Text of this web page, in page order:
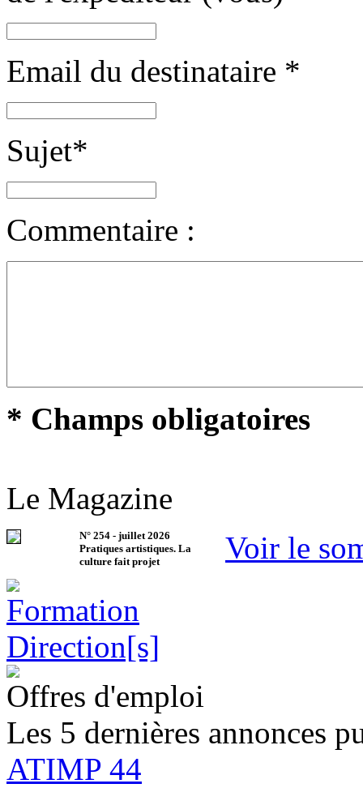
Email du destinataire *
Sujet*
Commentaire :
* Champs obligatoires
Le Magazine
N° 254 - juillet 2026
Pratiques artistiques. La
culture fait projet
Voir le
Offres d'emploi
Les 5 dernières annonces
ATIMP 44